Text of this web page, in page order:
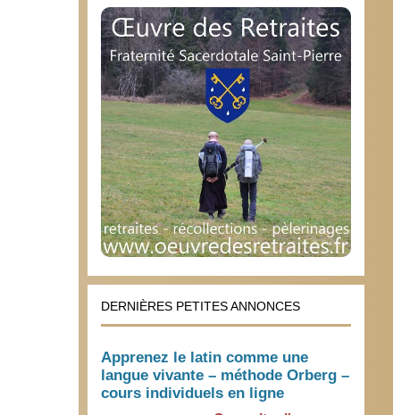
DERNIÈRES PETITES ANNONCES
Apprenez le latin comme une
langue vivante – méthode Orberg –
cours individuels en ligne